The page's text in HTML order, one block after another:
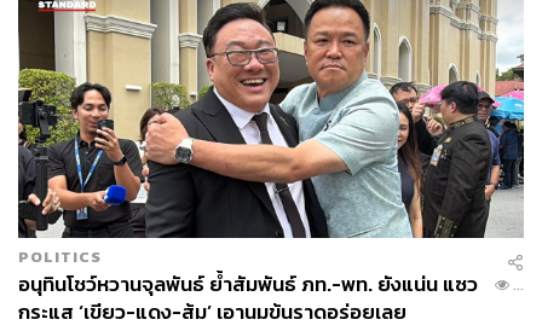
โครงการเกี่ยวกับกรุงเทพฯ จำนวนมาก เช่น Bangkok
Fix (งานซ่อมเมือง) และ Bangkok Green (โรงกำจัด
ขยะ) น่าจะเป็นงานของ กทม. ไม่ใช่งานของรัฐบาล
กลาง
ในขณะที่โครงการ Bangkok Park (ลงทุนสร้างที่จอดรถเพื่อ
ให้ประชาชนและนักท่องเที่ยว) ควรใช้กลไกตลาดเป็นหลัก
โดยรัฐหนุนเสริมเฉพาะในกรณีที่มีประโยชน์ต่อสังคมแต่ไม่
สามารถทำกำไรได้ เช่น สร้างพื้นที่จอดแล้วจร (Park and
Ride)
POLITICS
อนุทินโชว์หวานจุลพันธ์ ย้ำสัมพันธ์ ภท.-พท. ยังแน่น แซว
กระแส ‘เขียว-แดง-ส้ม’ เอานมข้นราดอร่อยเลย
...